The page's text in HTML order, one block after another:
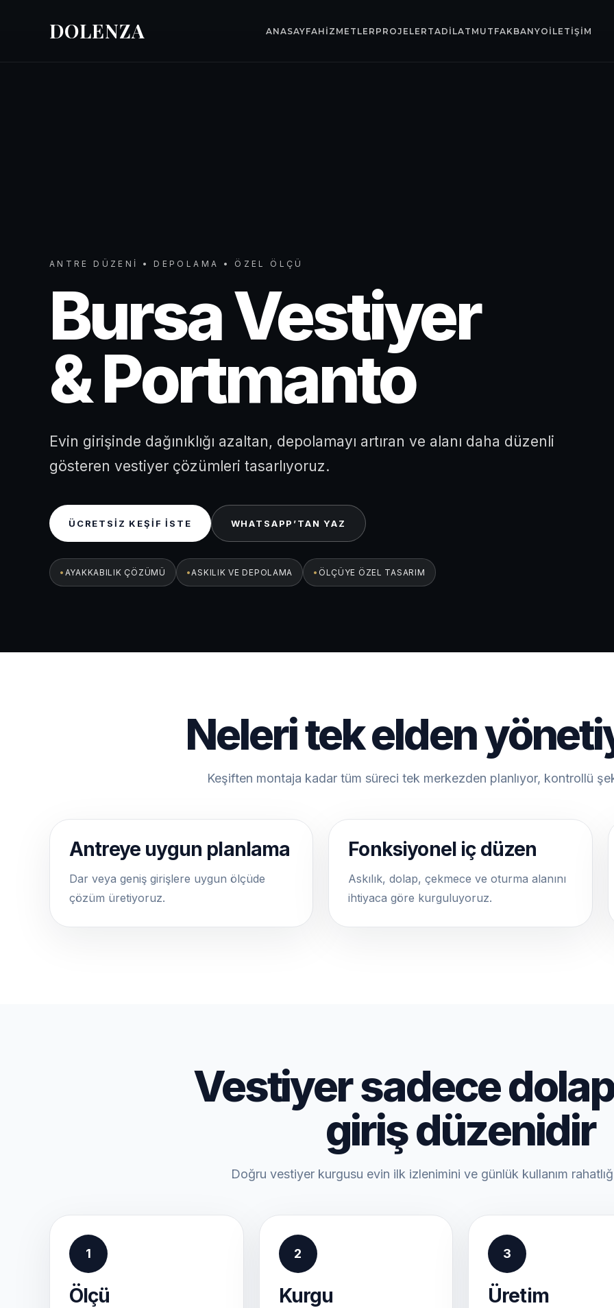
DOLENZA ANASAYFAHIZMETLER PROJELER TADILAT MUTFAKBANYO İLETIŞIM
ANTRE DÜZENI • DEPOLAMA • ÖZEL ÖLÇÜ
Bursa Vestiyer
& Portmanto
Evin girişinde dağınıklığı azaltan, depolamayı artıran ve alanı daha düzenli
gösteren vestiyer çözümleri tasarlıyoruz.
ÜCRETSIZ KEŞIF İSTE WHATSAPP’TAN YAZ
AYAKKABILIK ÇÖZÜMÜ ASKILIK VE DEPOLAMA ÖLÇÜYE ÖZEL TASARIM
Neleri tek elden
Keşiften montaja kadar tüm süreci tek merkezden planlıyor, kontrollü
Antreye uygun planlama
Dar veya geniş girişlere uygun ölçüde
çözüm üretiyoruz.
Fonksiyonel iç düzen
Askılık, dolap, çekmece ve oturma alanını
ihtiyaca göre kurguluyoruz.
Vestiyer sadece
giriş düzenidir
Doğru vestiyer kurgusu evin ilk izlenimini ve günlük kullanım
1
Ölçü
2
Kurgu
3
Üretim